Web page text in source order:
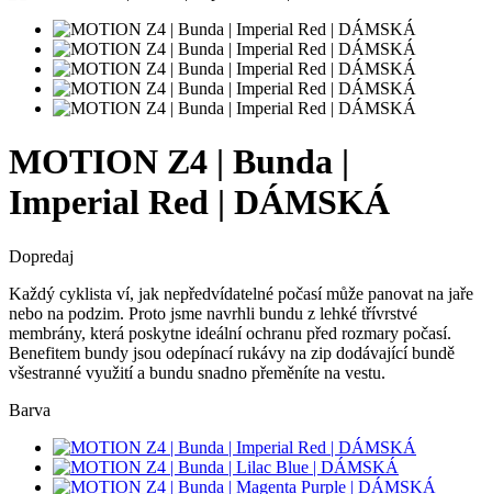
MOTION Z4 | Bunda |
Imperial Red | DÁMSKÁ
Dopredaj
Každý cyklista ví, jak nepředvídatelné počasí může panovat na jaře
nebo na podzim. Proto jsme navrhli bundu z lehké třívrstvé
membrány, která poskytne ideální ochranu před rozmary počasí.
Benefitem bundy jsou odepínací rukávy na zip dodávající bundě
všestranné využití a bundu snadno přeměníte na vestu.
Barva